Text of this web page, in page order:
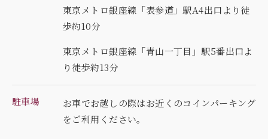
東京メトロ銀座線「表参道」駅A4出口より徒
歩約10分
東京メトロ銀座線「青山一丁目」駅5番出口よ
り徒歩約13分
駐車場
お車でお越しの際はお近くのコインパーキング
をご利用ください。